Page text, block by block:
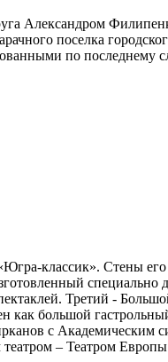
Александром
поселка
по последнему
классик». Стены
Третий -
большой
с Академическим
– Театром Европы